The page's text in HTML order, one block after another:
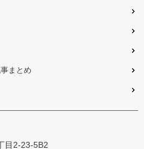
まとめ
目2-23-5B2